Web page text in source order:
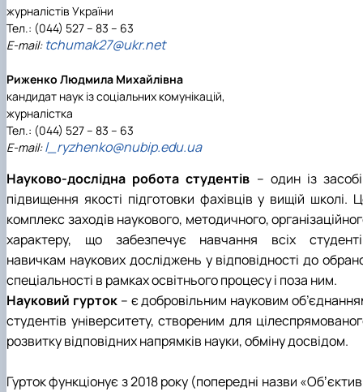
журналістів України
Тел.: (044) 527 – 83 – 63
Е-mail: tchumak27@ukr.net
Риженко Людмила Михайлівна
кандидат наук із соціальних комунікацій,
журналістка
Тел.: (044) 527 – 83 – 63
Е-mail:l_ryzhenko@nubip.edu.ua
Науково-дослідна робота студентів – один із
підвищення якості підготовки фахівців у вищій школі.
комплекс заходів наукового, методичного,
характеру, що забезпечує навчання всіх
навичкам наукових досліджень у відповідності до
спеціальності в рамках освітнього процесу і поза ним.
Науковий гурток– є добровільним науковим
студентів університету, створеним для
розвитку відповідних напрямків науки, обміну досвідом.
Гурток функціонує з 2018 року (попередні назви